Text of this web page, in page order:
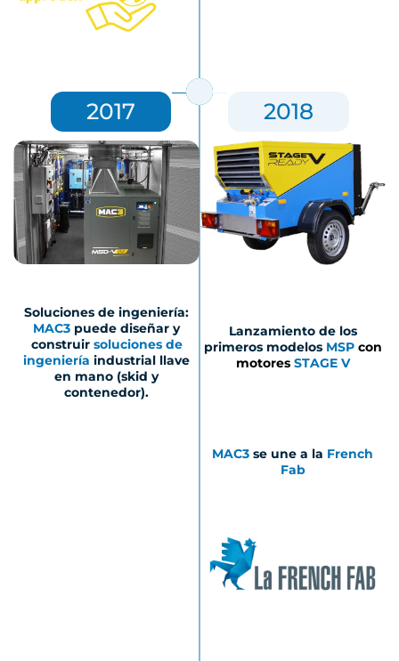
2017
Soluciones de ingeniería:
MAC3 puede diseñar y
construir soluciones de
ingeniería industrial llave
en mano (skid y
contenedor).
2018
Lanzamiento de los
primeros modelos MSP con
motoresSTAGE V
MAC3 se une a la French
Fab